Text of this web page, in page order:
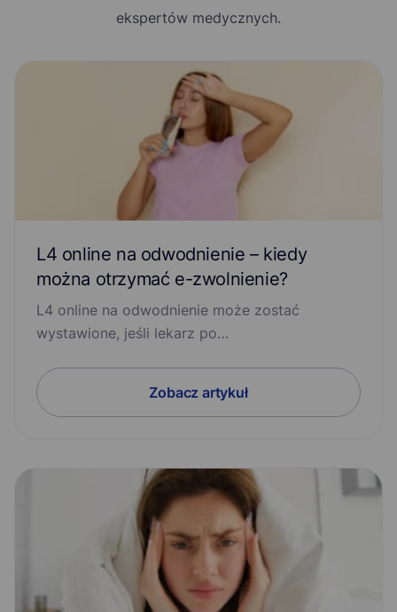
ekspertów medycznych.
L4 online na odwodnienie – kiedy
można otrzymać e-zwolnienie?
L4 online na odwodnienie może zostać
wystawione, jeśli lekarz po…
Zobacz artykuł